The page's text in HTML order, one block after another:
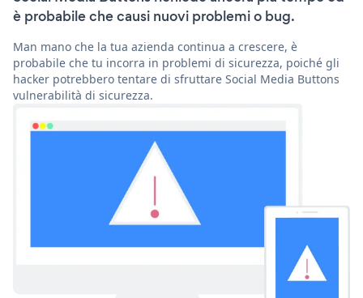
è probabile che causi nuovi problemi o bug.
Man mano che la tua azienda continua a crescere, è
probabile che tu incorra in problemi di sicurezza, poiché gli
hacker potrebbero tentare di sfruttare Social Media Buttons
vulnerabilità di sicurezza.